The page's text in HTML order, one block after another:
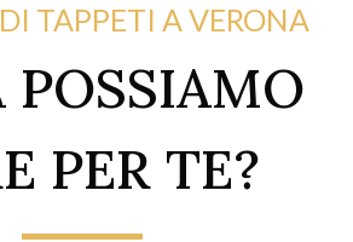
TAPPETI A VERONA
POSSIAMO
PER TE?